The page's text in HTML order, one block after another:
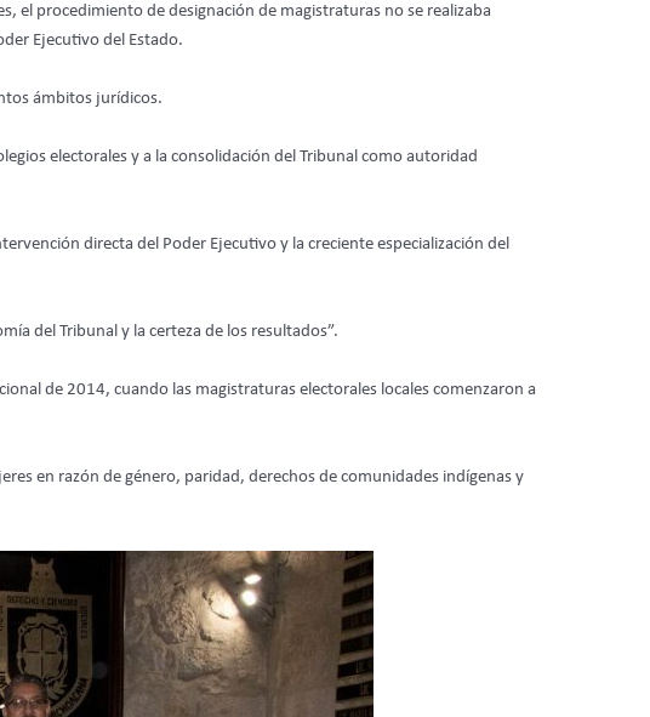
el procedimiento de designación de magistraturas no se realizaba
Ejecutivo del Estado.
ámbitos jurídicos.
electorales y a la consolidación del Tribunal como autoridad
directa del Poder Ejecutivo y la creciente especialización del
del Tribunal y la certeza de los resultados”.
de 2014, cuando las magistraturas electorales locales comenzaron a
en razón de género, paridad, derechos de comunidades indígenas y